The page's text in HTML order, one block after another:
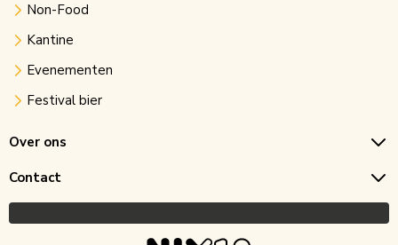
Non-Food
Kantine
Evenementen
Festival bier
Over ons
Contact